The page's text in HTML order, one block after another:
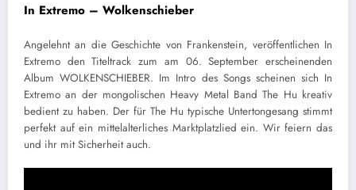
In Extremo – Wolkenschieber
Angelehnt an die Geschichte von Frankenstein, veröffentlichen In
Extremo den Titeltrack zum am 06. September erscheinenden
Album WOLKENSCHIEBER. Im Intro des Songs scheinen sich In
Extremo an der mongolischen Heavy Metal Band The Hu kreativ
bedient zu haben. Der für The Hu typische Untertongesang stimmt
perfekt auf ein mittelalterliches Marktplatzlied ein. Wir feiern das
und ihr mit Sicherheit auch.